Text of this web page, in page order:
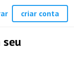
criar conta